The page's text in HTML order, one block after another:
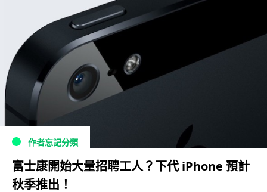
作者忘記分類
富士康開始大量招聘工人？下代 iPhone 預計
秋季推出！